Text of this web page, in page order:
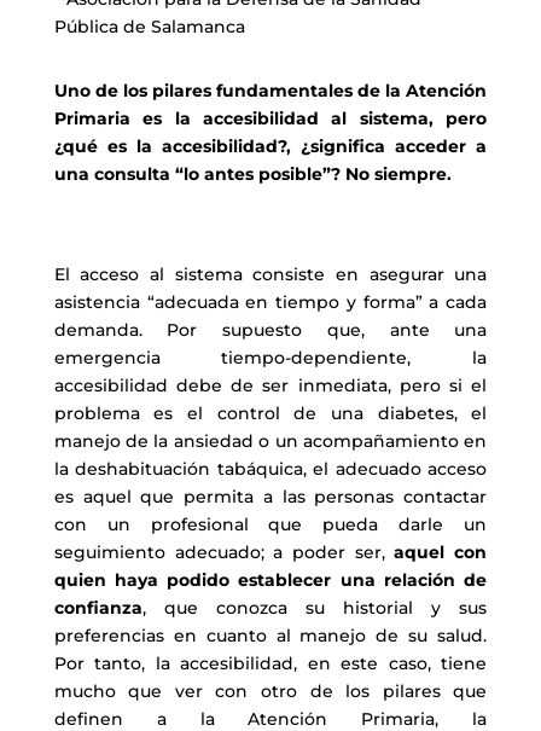
Pública de Salamanca
Uno de los pilares fundamentales de la Atención
Primaria es la accesibilidad al sistema, pero
¿qué es la accesibilidad?, ¿significa acceder a
una consulta “lo antes posible”? No siempre.
El acceso al sistema consiste en asegurar una
asistencia “adecuada en tiempo y forma” a cada
demanda. Por supuesto que, ante una
emergencia tiempo-dependiente, la
accesibilidad debe de ser inmediata, pero si el
problema es el control de una diabetes, el
manejo de la ansiedad o un acompañamiento en
la deshabituación tabáquica, el adecuado acceso
es aquel que permita a las personas contactar
con un profesional que pueda darle un
seguimiento adecuado; a poder ser,aquel con
quien haya podido establecer una relación de
confianza, que conozca su historial y sus
preferencias en cuanto al manejo de su salud.
Por tanto, la accesibilidad, en este caso, tiene
mucho que ver con otro de los pilares que
definen a la Atención Primaria, la